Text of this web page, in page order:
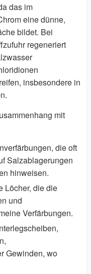
das im
eine dünne,
bildet. Bei
regeneriert
insbesondere in
mit
die oft
Salzablagerungen
hinweisen.
Löcher, die die
und
Verfärbungen.
Gewinden, wo